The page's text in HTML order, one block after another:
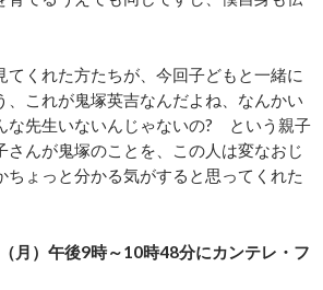
くれた方たちが、今回子どもと一緒に
、これが鬼塚英吉なんだよね、なんかい
な先生いないんじゃないの? という親子
さんが鬼塚のことを、この人は変なおじ
ちょっと分かる気がすると思ってくれた
月）午後9時～10時48分にカンテレ・フ